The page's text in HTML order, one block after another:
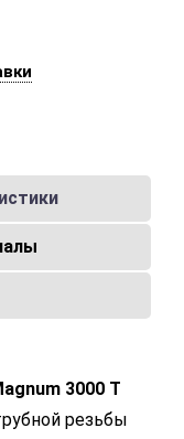
3000 T
резьбы